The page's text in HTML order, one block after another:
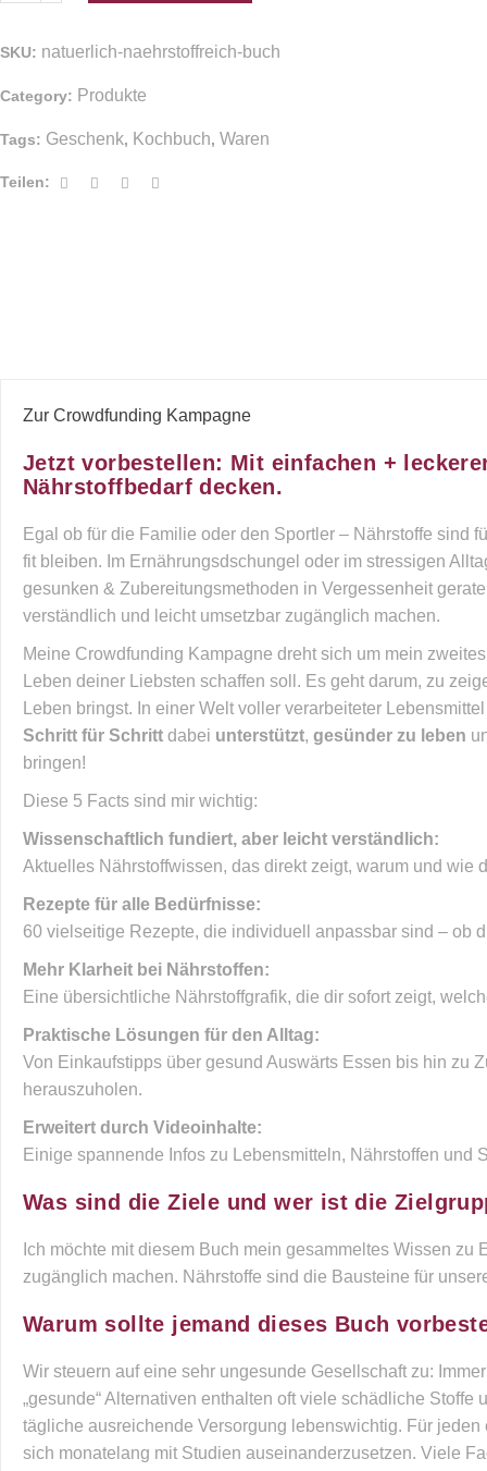
SKU: natuerlich-naehrstoffreich-buch
Category: Produkte
Tags: Geschenk, Kochbuch, Waren
Teilen:
Zur Crowdfunding Kampagne
Jetzt vorbestellen: Mit einfachen +
Nährstoffbedarf decken.
Egal ob für die Familie oder den Sportler – Nährstoffe sind
fit bleiben. Im Ernährungsdschungel oder im stressigen
gesunken & Zubereitungsmethoden in Vergessenheit
verständlich und leicht umsetzbar zugänglich machen.
Meine Crowdfunding Kampagne dreht sich um mein
Leben deiner Liebsten schaffen soll. Es geht darum, zu
Leben bringst. In einer Welt voller verarbeiteter
Schritt für Schritt dabei unterstützt, gesünder zu leben
bringen!
Diese 5 Facts sind mir wichtig:
Wissenschaftlich fundiert, aber leicht verständlich:
Aktuelles Nährstoffwissen, das direkt zeigt, warum und
Rezepte für alle Bedürfnisse:
60 vielseitige Rezepte, die individuell anpassbar sind – ob
Mehr Klarheit bei Nährstoffen:
Eine übersichtliche Nährstoffgrafik, die dir sofort zeigt,
Praktische Lösungen für den Alltag:
Von Einkaufstipps über gesund Auswärts Essen bis hin zu
herauszuholen.
Erweitert durch Videoinhalte:
Einige spannende Infos zu Lebensmitteln, Nährstoffen und
Was sind die Ziele und wer ist die
Ich möchte mit diesem Buch mein gesammeltes Wissen
zugänglich machen. Nährstoffe sind die Bausteine für
Warum sollte jemand dieses Buch
Wir steuern auf eine sehr ungesunde Gesellschaft zu:
„gesunde“ Alternativen enthalten oft viele schädliche
tägliche ausreichende Versorgung lebenswichtig. Für
sich monatelang mit Studien auseinanderzusetzen. Viele